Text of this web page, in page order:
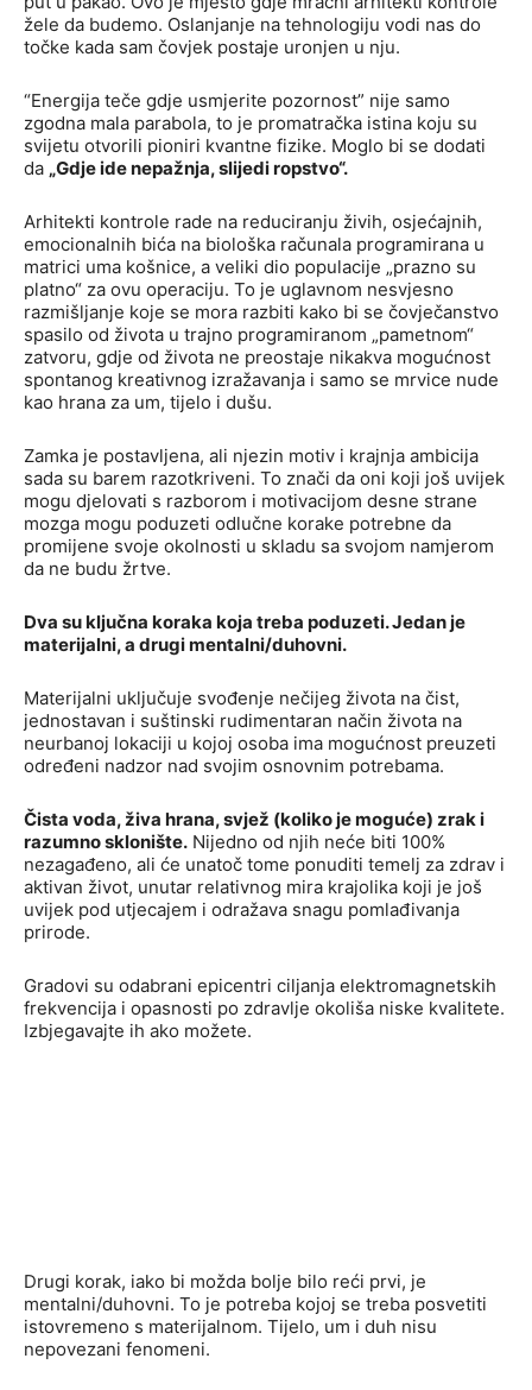
žele da budemo. Oslanjanje na tehnologiju vodi nas do
točke kada sam čovjek postaje uronjen u nju.
“Energija teče gdje usmjerite pozornost” nije samo
zgodna mala parabola, to je promatračka istina koju su
svijetu otvorili pioniri kvantne fizike. Moglo bi se dodati
da „Gdje ide nepažnja, slijedi ropstvo“.
Arhitekti kontrole rade na reduciranju živih, osjećajnih,
emocionalnih bića na biološka računala programirana u
matrici uma košnice, a veliki dio populacije „prazno su
platno“ za ovu operaciju. To je uglavnom nesvjesno
razmišljanje koje se mora razbiti kako bi se čovječanstvo
spasilo od života u trajno programiranom „pametnom“
zatvoru, gdje od života ne preostaje nikakva mogućnost
spontanog kreativnog izražavanja i samo se mrvice nude
kao hrana za um, tijelo i dušu.
Zamka je postavljena, ali njezin motiv i krajnja ambicija
sada su barem razotkriveni. To znači da oni koji još uvijek
mogu djelovati s razborom i motivacijom desne strane
mozga mogu poduzeti odlučne korake potrebne da
promijene svoje okolnosti u skladu sa svojom namjerom
da ne budu žrtve.
Dva su ključna koraka koja treba poduzeti. Jedan je
materijalni, a drugi mentalni/duhovni.
Materijalni uključuje svođenje nečijeg života na čist,
jednostavan i suštinski rudimentaran način života na
neurbanoj lokaciji u kojoj osoba ima mogućnost preuzeti
određeni nadzor nad svojim osnovnim potrebama.
Čista voda, živa hrana, svjež (koliko je moguće) zrak i
razumno sklonište. Nijedno od njih neće biti 100%
nezagađeno, ali će unatoč tome ponuditi temelj za zdrav i
aktivan život, unutar relativnog mira krajolika koji je još
uvijek pod utjecajem i odražava snagu pomlađivanja
prirode.
Gradovi su odabrani epicentri ciljanja elektromagnetskih
frekvencija i opasnosti po zdravlje okoliša niske kvalitete.
Izbjegavajte ih ako možete.
Drugi korak, iako bi možda bolje bilo reći prvi, je
mentalni/duhovni. To je potreba kojoj se treba posvetiti
istovremeno s materijalnom. Tijelo, um i duh nisu
nepovezani fenomeni.